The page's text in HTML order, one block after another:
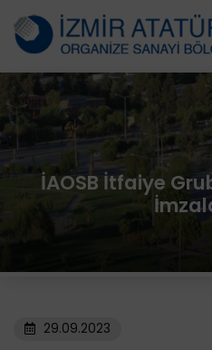
İAOSB İtfaiye
29.09.2023